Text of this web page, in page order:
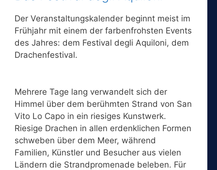
Der Veranstaltungskalender beginnt meist im
Frühjahr mit einem der farbenfrohsten Events
des Jahres: dem Festival degli Aquiloni, dem
Drachenfestival.
Mehrere Tage lang verwandelt sich der
Himmel über dem berühmten Strand von San
Vito Lo Capo in ein riesiges Kunstwerk.
Riesige Drachen in allen erdenklichen Formen
schweben über dem Meer, während
Familien, Künstler und Besucher aus vielen
Ländern die Strandpromenade beleben. Für